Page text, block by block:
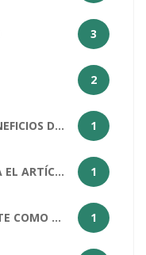
3
2
CATEGORÍA DE SITIO WEB: "BENEFICIOS DEL ARTE PARA LA SOCIEDAD HUMANA 1
CATEGORÍA DE SITIO WEB PARA EL ARTÍCULO "¿CÓMO ESTÁS?": SALUD Y BIENESTAR 1
CATEGORÍA DE SITIO WEB: "ARTE COMO MATERIA ESCOLAR 1